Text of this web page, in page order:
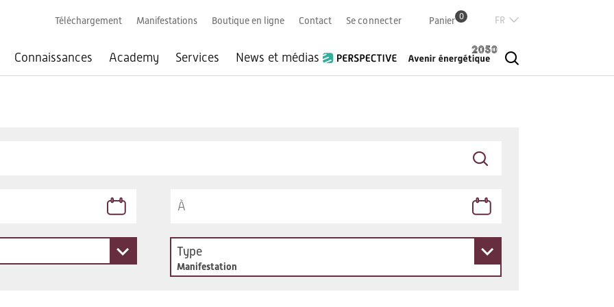
Connaissances Academy Services News et médias
Téléchargement Manifestations Boutique en ligne Contact Se connecter Panier 0
English
Type
Manifestation